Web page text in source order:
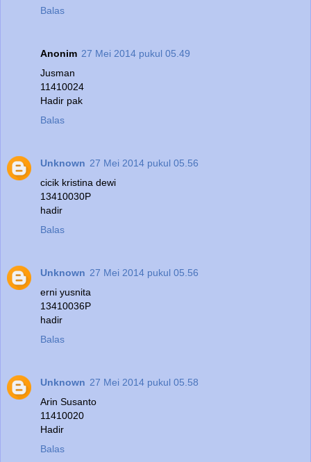
Balas
Anonim 27 Mei 2014 pukul 05.49
Jusman
11410024
Hadir pak
Balas
Unknown 27 Mei 2014 pukul 05.56
cicik kristina dewi
13410030P
hadir
Balas
Unknown 27 Mei 2014 pukul 05.56
erni yusnita
13410036P
hadir
Balas
Unknown 27 Mei 2014 pukul 05.58
Arin Susanto
11410020
Hadir
Balas